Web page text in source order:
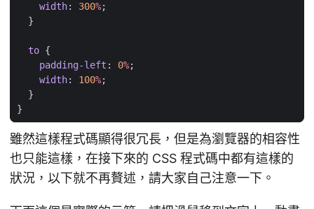
width: 300%;
}
to {
padding-left : 0%;
width: 100%;
}
}
雖然這樣程式碼顯得很冗長，但是為瀏覽器的相容性
也只能這樣，在接下來的 CSS 程式碼中都有這樣的
狀況，以下就不再贅述，請大家自己注意一下。